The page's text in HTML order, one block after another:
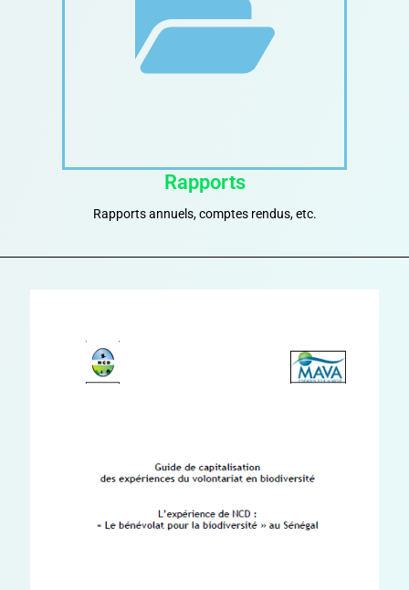
Rapports
Rapports annuels, comptes rendus, etc.